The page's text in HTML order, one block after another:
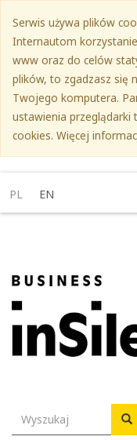
treści
głównej
Serwis używa plików
Internautom
www oraz do celów
plików, to zgadzasz się
Twojego komputera.
ustawienia przeglądarki
cookies. Więcej
PL EN
Wyszukiwarka